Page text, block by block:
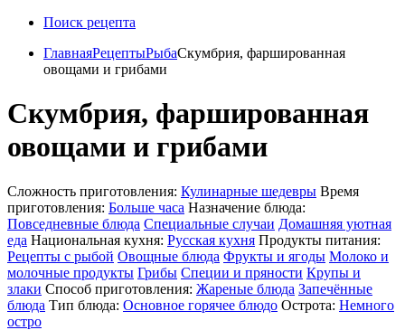
Поиск рецепта
ГлавнаяРецептыРыбаСкумбрия, фаршированная
овощами и грибами
Скумбрия, фаршированная
овощами и грибами
Сложность приготовления: Кулинарные шедевры Время
приготовления: Больше часа Назначение блюда:
Повседневные блюда Специальные случаи Домашняя уютная
еда Национальная кухня: Русская кухня Продукты питания:
Рецепты с рыбой Овощные блюда Фрукты и ягоды Молоко и
молочные продукты Грибы Специи и пряности Крупы и
злаки Способ приготовления: Жареные блюда Запечённые
блюда Тип блюда: Основное горячее блюдо Острота: Немного
остро